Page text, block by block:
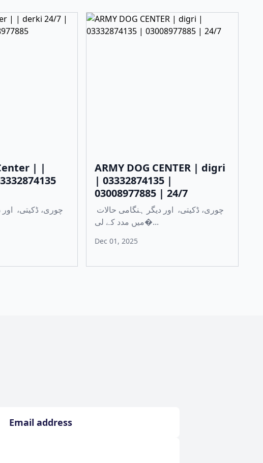
| |
ARMY DOG CENTER | digri
| 03332874135 |
03008977885 | 24/7
میں مدد کے لی�...
Dec 01, 2025